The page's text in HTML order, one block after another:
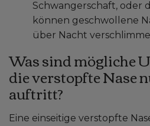
Schwangerschaft, oder
können geschwollene
über Nacht
Was sind mögliche
die verstopfte Nase
auftritt?
Eine einseitige verstopfte